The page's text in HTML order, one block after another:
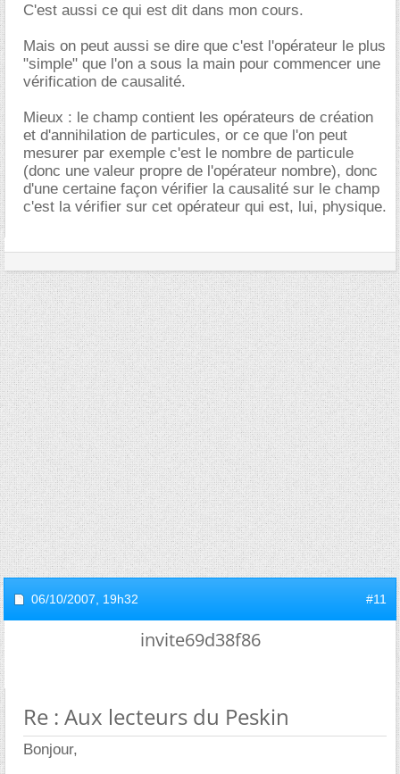
C'est aussi ce qui est dit dans mon cours.
Mais on peut aussi se dire que c'est l'opérateur le plus
"simple" que l'on a sous la main pour commencer une
vérification de causalité.
Mieux : le champ contient les opérateurs de création
et d'annihilation de particules, or ce que l'on peut
mesurer par exemple c'est le nombre de particule
(donc une valeur propre de l'opérateur nombre), donc
d'une certaine façon vérifier la causalité sur le champ
c'est la vérifier sur cet opérateur qui est, lui, physique.
06/10/2007, 19h32 #11
invite69d38f86
Re : Aux lecteurs du Peskin
Bonjour,